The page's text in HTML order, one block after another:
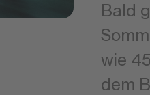
Bald
wie
dem